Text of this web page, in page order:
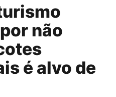
não
é alvo de